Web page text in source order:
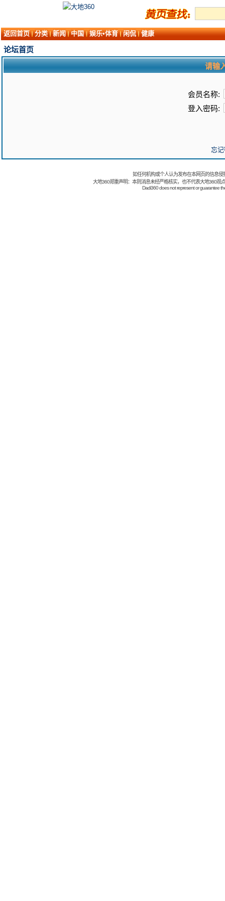
返回首页 分类 新闻 中国 娱乐•体育 闲侃 健康
论坛首页
请输
会员名称:
登入密码:
忘
如任何机构或个人认为发布在本网页的信息
大地360郑重声明：本则消息未经严格核实，也不代表大地360观
Dadi360 does not represent or guarantee